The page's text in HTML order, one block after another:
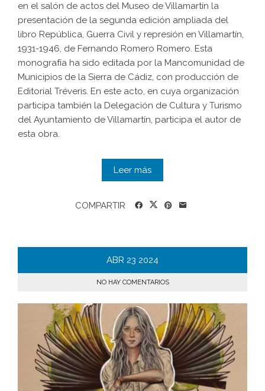
en el salón de actos del Museo de Villamartín la
presentación de la segunda edición ampliada del
libro República, Guerra Civil y represión en Villamartín,
1931-1946, de Fernando Romero Romero. Esta
monografía ha sido editada por la Mancomunidad de
Municipios de la Sierra de Cádiz, con producción de
Editorial Tréveris. En este acto, en cuya organización
participa también la Delegación de Cultura y Turismo
del Ayuntamiento de Villamartín, participa el autor de
esta obra.
Leer más
COMPARTIR
ABR 23 2024
NO HAY COMENTARIOS